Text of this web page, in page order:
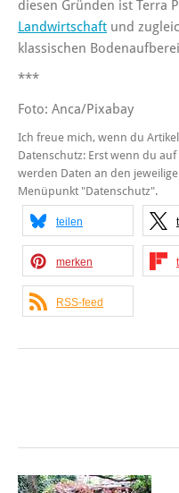
diesen Gründen ist Terra
Landwirtschaft und
klassischen
***
Foto: Anca/Pixabay
Ich freue mich, wenn du
Datenschutz: Erst wenn du
werden Daten an den
Menüpunkt "Datenschutz".
teilen
merken
RSS-feed